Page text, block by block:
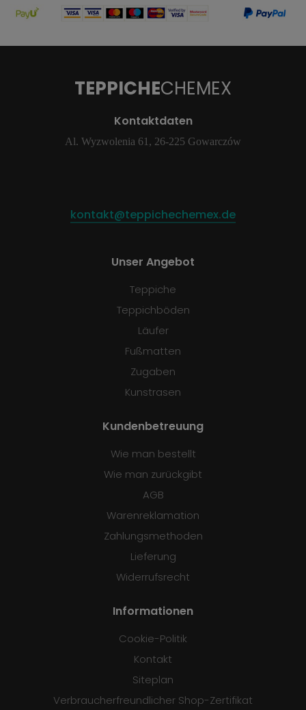
TEPPICHECHEMEX
Kontaktdaten
Al. Wyzwolenia 61, 26-225 Gowarczów
kontakt@teppichechemex.de
Unser Angebot
Teppiche
Teppichböden
Läufer
Fußmatten
Zugaben
Kunstrasen
Kundenbetreuung
Wie man bestellt
Wie man zurückgibt
AGB
Warenreklamation
Zahlungsmethoden
Lieferung
Widerrufsrecht
Informationen
Cookie-Politik
Kontakt
Siteplan
Verbraucherfreundlicher Shop-Zertifikat